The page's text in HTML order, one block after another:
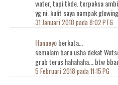
water, tapi tkde. terpaksa
yg ni. kulit saya nampak
31 Januari 2018 pada 8:02 PTG
Hanaeyoberkata…
semalam baru usha dekat
grab terus hahahaha... btw
5 Februari 2018 pada 11:15 PG